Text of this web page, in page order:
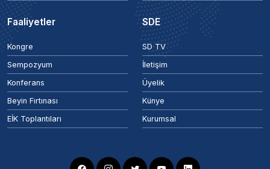
Faaliyetler
Kongre
Sempozyum
Konferans
Beyin Fırtınası
EİK Toplantıları
SDE
SD TV
İletişim
Üyelik
Künye
Kurumsal